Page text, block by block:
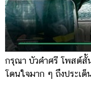
กรุณา บัวคำศรี โพสต์
โดนใจมาก ๆ ถึงประเด็